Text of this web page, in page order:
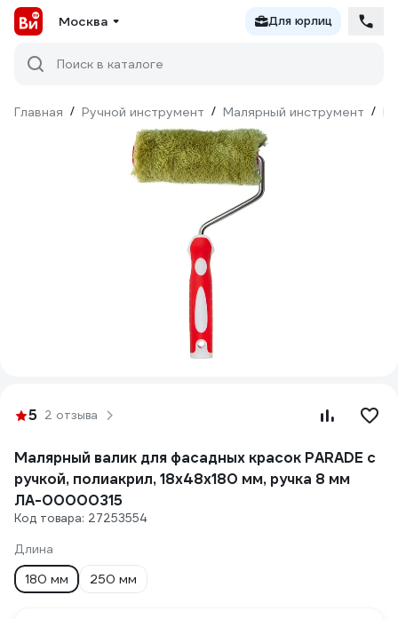
Москва Для юрлиц
Поиск в каталоге
Главная / Ручной инструмент / Малярный инструмент /
5 2 отзыва
Малярный валик для фасадных красок PARADE с
ручкой, полиакрил, 18х48х180 мм, ручка 8 мм
ЛА-00000315
Код товара: 27253554
Длина
180 мм
250 мм